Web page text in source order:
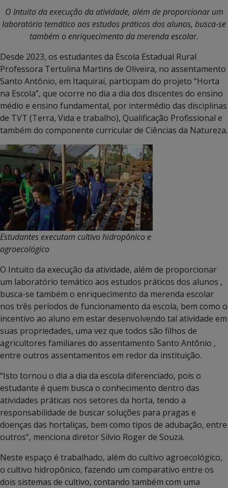
O Intuito da execução da atividade, além de proporcionar um
laboratório temático aos estudos práticos dos alunos, busca-se
também o enriquecimento da merenda escolar.
Desde 2023, os estudantes da Escola Estadual Rural
Professora Tertulina Martins de Oliveira, no assentamento
Santo Antônio, em Itaquiraí, participam do projeto “Horta
na Escola”, que ocorre no dia a dia dos discentes do ensino
médio e ensino fundamental, por intermédio das disciplinas
de TVT (Terra, Vida e trabalho), Qualificação Profissional e
também do componente curricular de Ciências da Natureza.
Estudantes executam cultivo hidropônico e
agroecológico
O Intuito da execução da atividade, além de proporcionar
um laboratório temático aos estudos práticos dos alunos ,
busca-se também o enriquecimento da merenda escolar
nos três períodos de funcionamento da escola, bem como o
incentivo ao aluno em estar desenvolvendo tal atividade em
suas propriedades, uma vez que todos são filhos de
agricultores familiares do assentamento Santo Antônio ,
entre outros assentamentos em redor da instituição.
“Isto tornou o dia a dia da escola diferenciado, pois o
estudante é quem busca o conhecimento dentro das
atividades práticas nos setores da horta, tendo a
responsabilidade de buscar soluções para pragas e
doenças das hortaliças, bem como tipos de adubação, entre
outros”, menciona diretor Silvio Roger de Souza.
Neste espaço é trabalhado, além do cultivo agroecológico,
o cultivo hidropônico, fazendo um comparativo entre os
dois sistemas de cultivo, contando também com uma